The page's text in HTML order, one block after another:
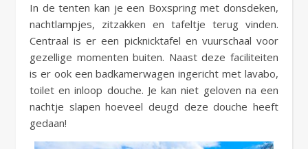
In de tenten kan je een Boxspring met donsdeken,
nachtlampjes, zitzakken en tafeltje terug vinden.
Centraal is er een picknicktafel en vuurschaal voor
gezellige momenten buiten. Naast deze faciliteiten
is er ook een badkamerwagen ingericht met lavabo,
toilet en inloop douche. Je kan niet geloven na een
nachtje slapen hoeveel deugd deze douche heeft
gedaan!